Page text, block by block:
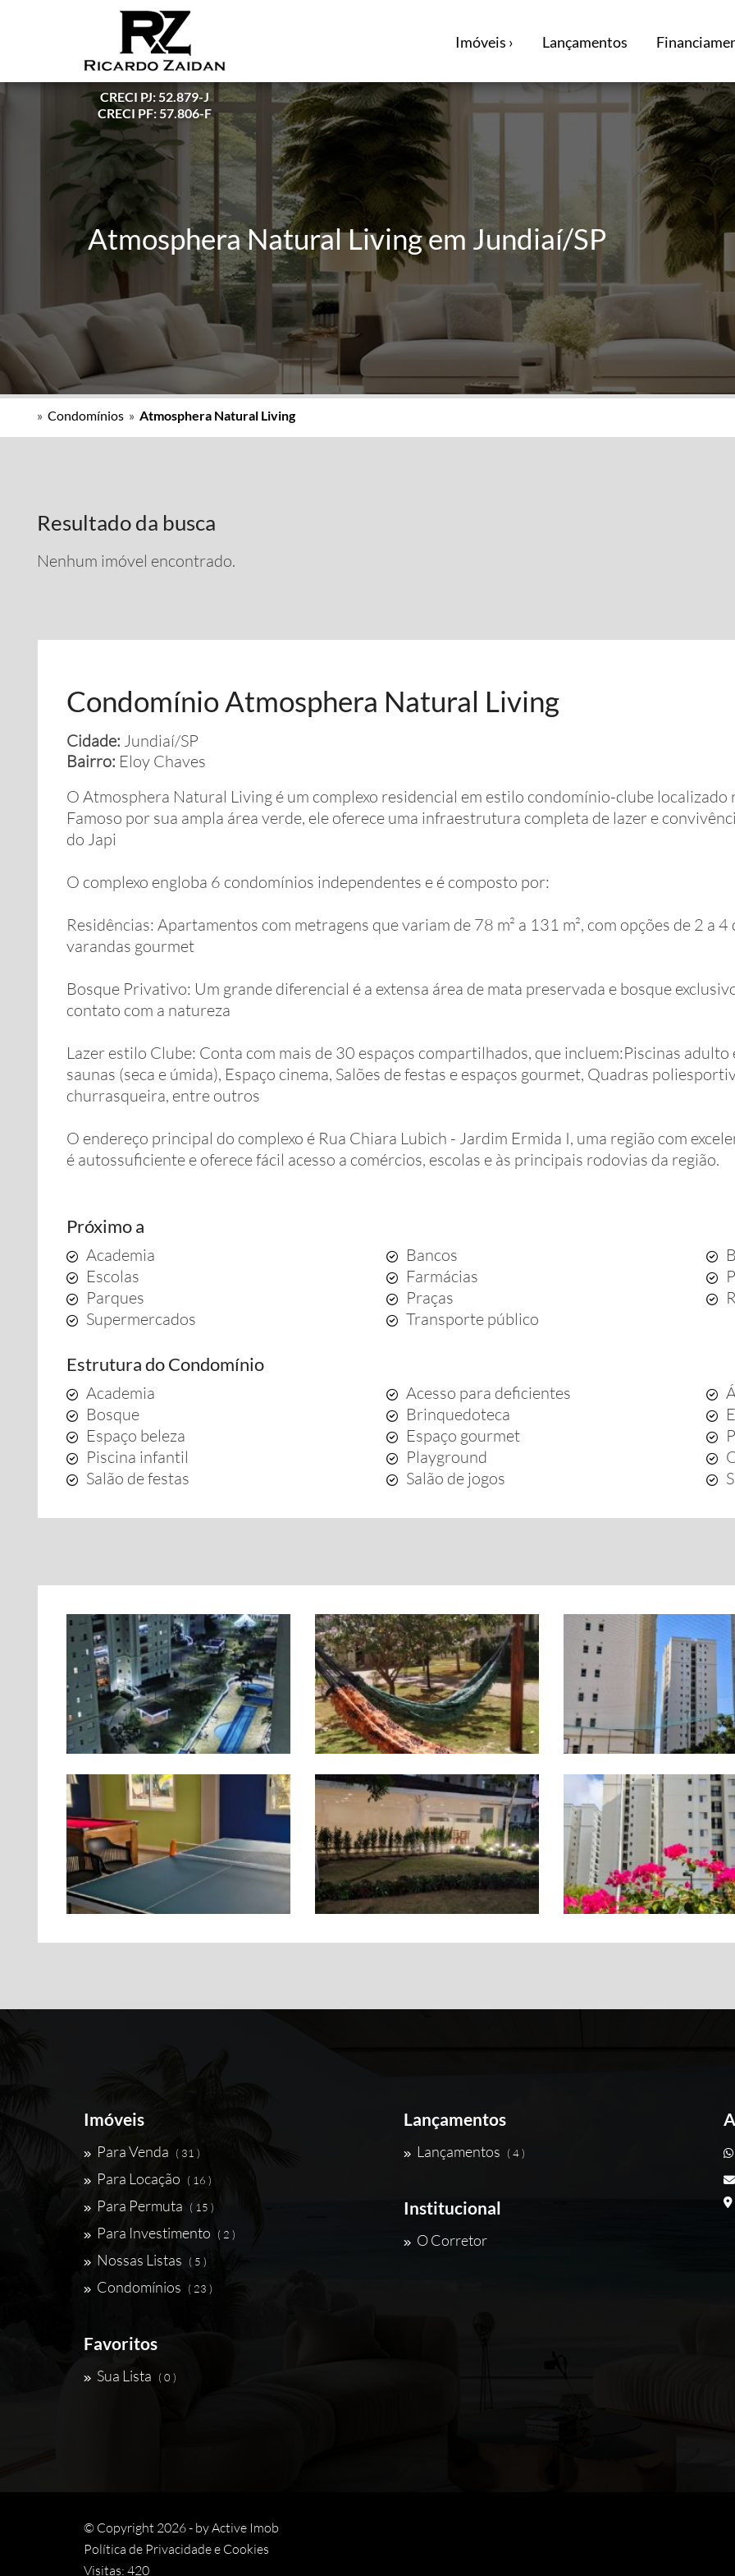
CRECI PJ: 52.879-J
CRECI PF: 57.806-F
Imóveis › Lançamentos
Atmosphera Natural Living em Jundiaí/SP
» Condomínios » Atmosphera Natural Living
Resultado da busca
Nenhum imóvel encontrado.
Condomínio Atmosphera Natural Living
Cidade: Jundiaí/SP
Bairro: Eloy Chaves
O Atmosphera Natural Living é um complexo residencial em estilo condomínio-clube localizado
Famoso por sua ampla área verde, ele oferece uma infraestrutura completa de lazer e
do Japi
O complexo engloba 6 condomínios independentes e é composto por:
Residências: Apartamentos com metragens que variam de 78 m² a 131 m², com opções de 2 a
varandas gourmet
Bosque Privativo: Um grande diferencial é a extensa área de mata preservada e bosque
contato com a natureza
Lazer estilo Clube: Conta com mais de 30 espaços compartilhados, que incluem:Piscinas
saunas (seca e úmida), Espaço cinema, Salões de festas e espaços gourmet, Quadras
churrasqueira, entre outros
O endereço principal do complexo é Rua Chiara Lubich - Jardim Ermida I, uma região com
é autossuficiente e oferece fácil acesso a comércios, escolas e às principais rodovias da região.
Próximo a
Academia Bancos
Escolas
Farmácias
Parques
Praças
Supermercados
Transporte público
Estrutura do Condomínio
Academia Acesso para deficientes
Bosque
Brinquedoteca
Espaço beleza
Espaço gourmet
Piscina infantil
Playground
Salão de festas
Salão de jogos
Imóveis
Para Venda ( 31 )
Para Locação ( 16 )
Para Permuta ( 15 )
Para Investimento ( 2 )
Nossas Listas ( 5 )
Condomínios ( 23 )
Favoritos
Sua Lista ( 0 )
Lançamentos
Lançamentos ( 4 )
Institucional
O Corretor
© Copyright 2026 - byActive Imob
Política de Privacidade e Cookies
Visitas: 420